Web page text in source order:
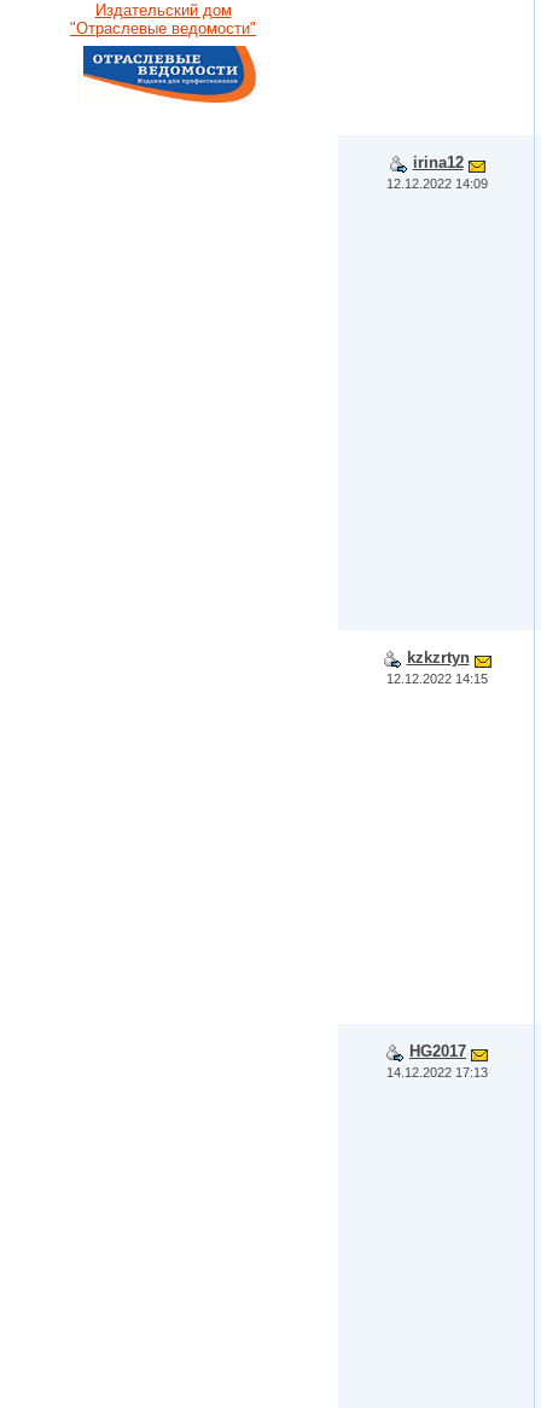
Издательский дом
"Отраслевые ведомости"
irina12
12.12.2022 14:09
kzkzrtyn
12.12.2022 14:15
HG2017
14.12.2022 17:13